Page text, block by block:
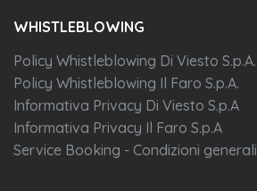
WHISTLEBLOWING
Policy Whistleblowing Di Viesto S.p.A.
Policy Whistleblowing Il Faro S.p.A.
Informativa Privacy Di Viesto S.p.A
Informativa Privacy Il Faro S.p.A
Service Booking - Condizioni generali